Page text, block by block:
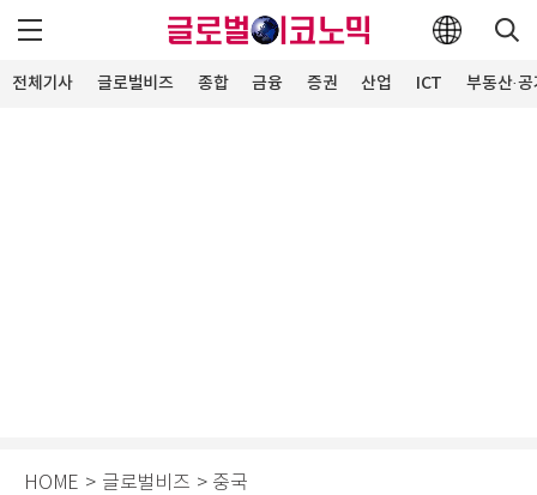
전체기사 글로벌비즈 종합 금융 증권 산업 ICT 부동산·
HOME > 글로벌비즈 > 중국